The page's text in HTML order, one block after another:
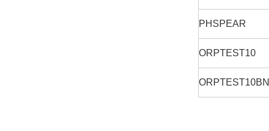
PHSPEAR
ORPTEST10